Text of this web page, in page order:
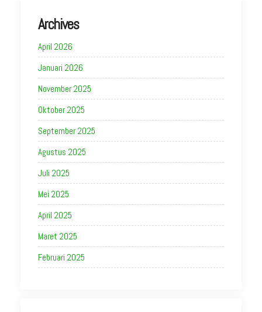
Archives
April 2026
Januari 2026
November 2025
Oktober 2025
September 2025
Agustus 2025
Juli 2025
Mei 2025
April 2025
Maret 2025
Februari 2025